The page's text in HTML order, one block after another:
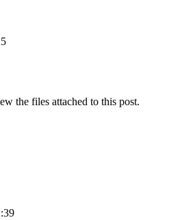
the files attached to this post.